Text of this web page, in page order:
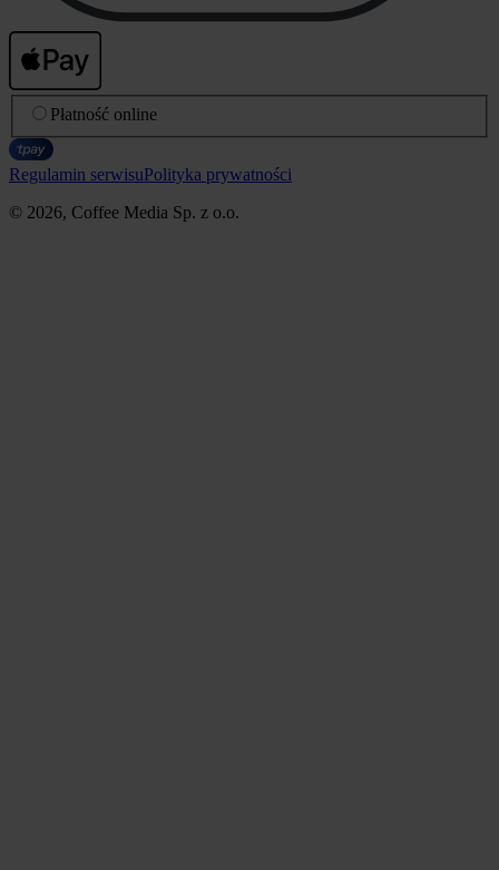
Płatność online
Regulamin serwisuPolityka prywatności
© 2026, Coffee Media Sp. z o.o.